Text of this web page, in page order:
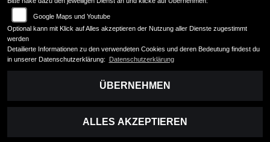
Google Maps und Youtube
Optional kann mit Klick auf Alles akzeptieren der Nutzung aller Dienste zugestimmt
werden
Detailierte Informationen zu den verwendeten Cookies und deren Bedeutung findest du
in unserer Datenschutzerklärung:
Datenschutzerklärung
ÜBERNEHMEN
ALLES AKZEPTIEREN